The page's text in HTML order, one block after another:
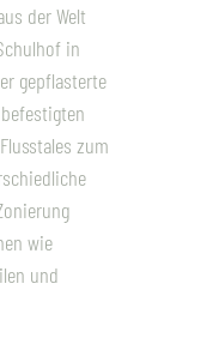
der Welt
in
gepflasterte
zum
wie
und